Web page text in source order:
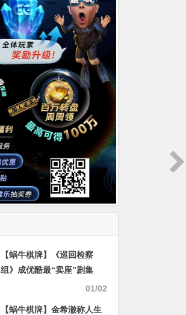
【蜗牛棋牌】《巡回检察
组》成优酷最“卖座”剧集
01/02
【蜗牛棋牌】金希澈称人生